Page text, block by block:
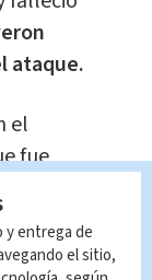
ataque.
el
fue
se
y entrega de
el sitio,